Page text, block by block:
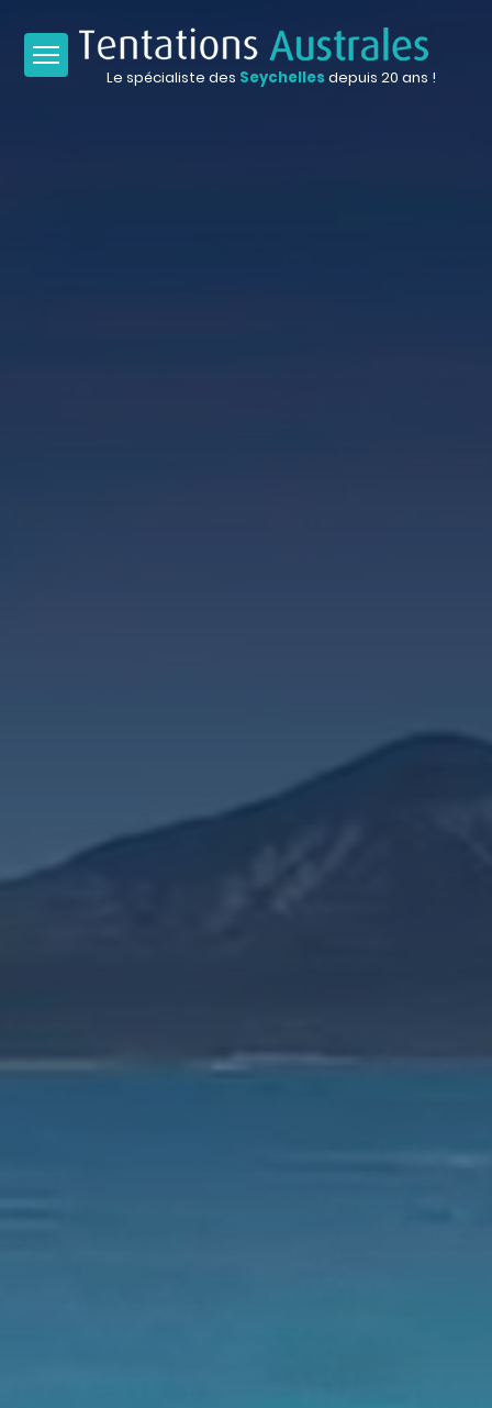
Le spécialiste des Seychellesdepuis 20 ans !